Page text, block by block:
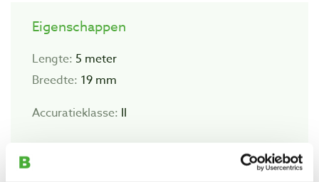
Eigenschappen
Lengte: 5 meter
Breedte: 19 mm
Accuratieklasse: II